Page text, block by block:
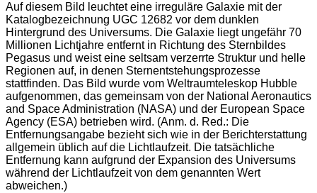
Auf diesem Bild leuchtet eine irreguläre Galaxie mit der
Katalogbezeichnung UGC 12682 vor dem dunklen
Hintergrund des Universums. Die Galaxie liegt ungefähr 70
Millionen Lichtjahre entfernt in Richtung des Sternbildes
Pegasus und weist eine seltsam verzerrte Struktur und helle
Regionen auf, in denen Sternentstehungsprozesse
stattfinden. Das Bild wurde vom Weltraumteleskop Hubble
aufgenommen, das gemeinsam von der National Aeronautics
and Space Administration (NASA) und der European Space
Agency (ESA) betrieben wird. (Anm. d. Red.: Die
Entfernungsangabe bezieht sich wie in der Berichterstattung
allgemein üblich auf die Lichtlaufzeit. Die tatsächliche
Entfernung kann aufgrund der Expansion des Universums
während der Lichtlaufzeit von dem genannten Wert
abweichen.)